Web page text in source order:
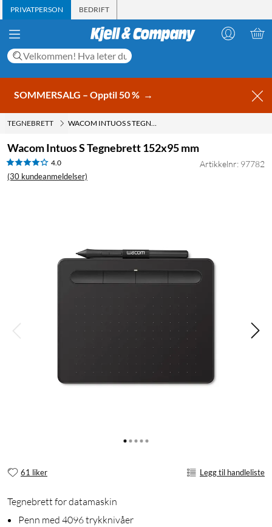
PRIVATPERSON BEDRIFT
SOMMERSALG – Opptil 50 % →
TEGNEBRETT WACOM INTUOS S TEGNEBRETT 152X95 MM
Wacom Intuos S Tegnebrett 152x95 mm
4.0
(30 kundeanmeldelser)
Artikkelnr: 97782
61 liker Legg til handleliste
Tegnebrett for datamaskin
Penn med 4096 trykknivåer